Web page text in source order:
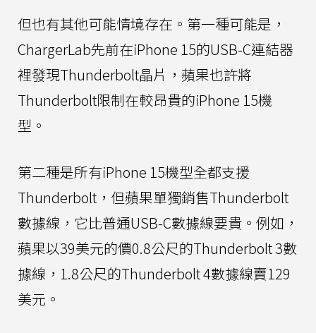
但也有其他可能情境存在。第一種可能是，
ChargerLab先前在iPhone 15的USB-C連結器
裡發現Thunderbolt晶片，蘋果也許將
Thunderbolt限制在較昂貴的iPhone 15機
型。
第二種是所有iPhone 15機型全都支援
Thunderbolt，但蘋果單獨銷售Thunderbolt
數據線，它比普通USB-C數據線要貴。例如，
蘋果以39美元的價0.8公尺的Thunderbolt 3數
據線，1.8公尺的Thunderbolt 4數據線賣129
美元。